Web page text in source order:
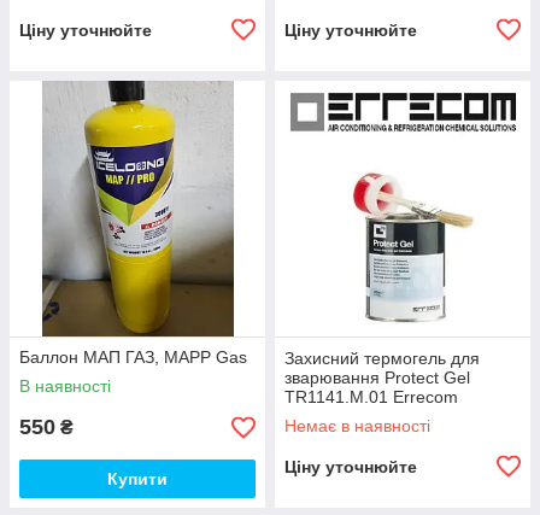
Ціну уточнюйте Ціну уточнюйте
Баллон МАП ГАЗ, MAPP Gas
В наявності
550 ₴
Купити
Захисний термогель для
зварювання Protect Gel
TR1141.M.01 Errecom
Немає в наявності
Ціну уточнюйте